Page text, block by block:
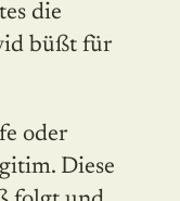
die
büßt für
oder
Diese